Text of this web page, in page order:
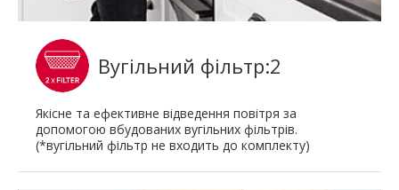
Вугільний фільтр:2
Якісне та ефективне відведення повітря за
допомогою вбудованих вугільних фільтрів.
(*вугільний фільтр не входить до комплекту)